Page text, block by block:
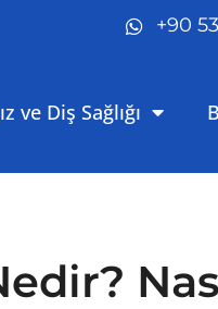
+90
ve Diş Sağlığı